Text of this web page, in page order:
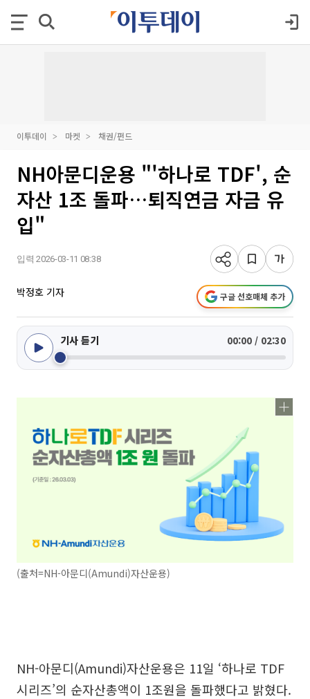
이투데이 마켓 채권/펀드
NH아문디운용 "'하나로 TDF', 순
자산 1조 돌파…퇴직연금 자금 유
입"
입력 2026-03-11 08:38
박정호 기자 구글 선호매체 추가
기사 듣기 00:00 / 02:30
(출처=NH-아문디(Amundi)자산운용)
NH-아문디(Amundi)자산운용은 11일 ‘하나로 TDF
시리즈’의 순자산총액이 1조원을 돌파했다고 밝혔다.